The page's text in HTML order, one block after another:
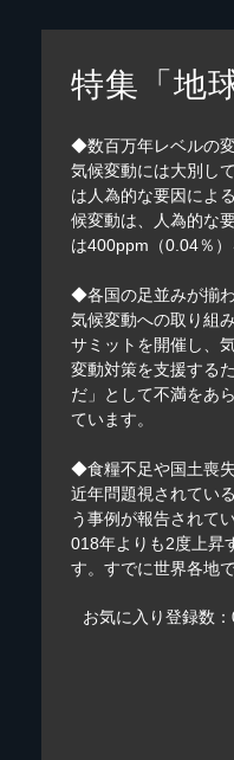
特集「地
◆数百万年レベルの
気候変動には大別し
は人為的な要因によ
候変動は、人為的な
は400ppm（0.04％
◆各国の足並みが揃
気候変動への取り組
サミットを開催し、
変動対策を支援する
だ」として不満をあ
ています。
◆食糧不足や国土喪
近年問題視されてい
う事例が報告されて
018年よりも2度上昇
す。すでに世界各地
お気に入り登録数